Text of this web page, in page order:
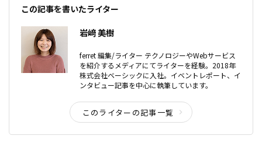
この記事を書いたライター
岩﨑 美樹
ferret 編集/ライター テクノロジーやWebサービス
を紹介するメディアにてライターを経験。2018年
株式会社ベーシックに入社。イベントレポート、イ
ンタビュー記事を中心に執筆しています。
このライターの記事一覧